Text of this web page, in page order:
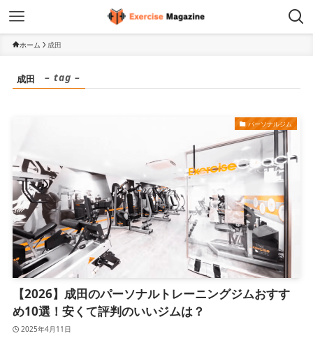
ホーム 成田
成田 – tag –
パーソナルジム
【2026】成田のパーソナルトレーニングジムおすす
め10選！安くて評判のいいジムは？
2025年4月11日